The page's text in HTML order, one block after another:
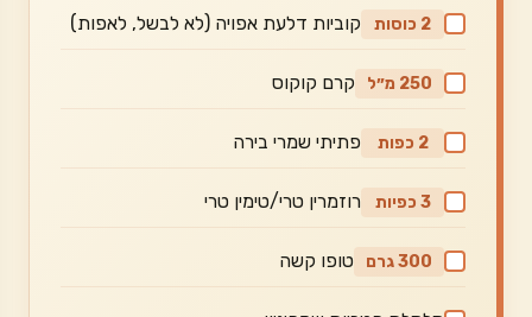
2 כוסות קוביות דלעת אפויה (לא לבשל, לאפות)
250 מ״ל קרם קוקוס
2 כפות פתיתי שמרי בירה
3 כפיות רוזמרין טרי/טימין טרי
300 גרם טופו קשה